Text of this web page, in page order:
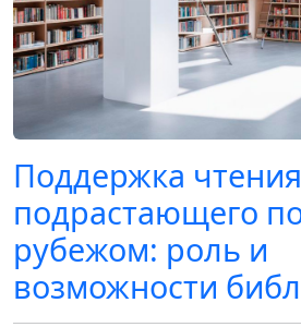
Поддержка чтения
подрастающего
рубежом: роль и
возможности